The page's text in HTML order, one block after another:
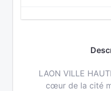
LAON VILLE
cœur de la cité